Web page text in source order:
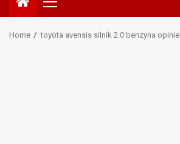
Primary
Menu
Home toyota avensis silnik 2.0 benzyna opinie